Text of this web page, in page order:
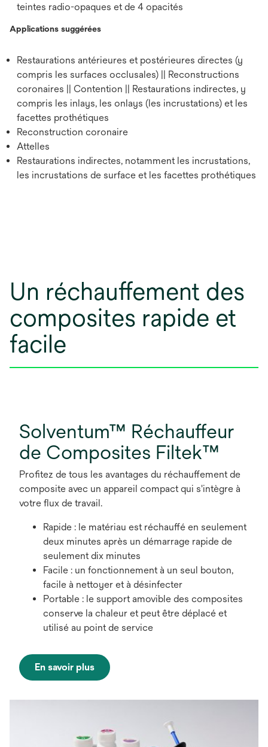
teintes radio-opaques et de 4 opacités
Applications suggérées
Restaurations antérieures et postérieures directes (y
compris les surfaces occlusales) || Reconstructions
coronaires || Contention || Restaurations indirectes, y
compris les inlays, les onlays (les incrustations) et les
facettes prothétiques
Reconstruction coronaire
Attelles
Restaurations indirectes, notamment les incrustations,
les incrustations de surface et les facettes prothétiques
Un réchauffement des
composites rapide et
facile
Solventum™ Réchauffeur
de Composites Filtek™
Profitez de tous les avantages du réchauffement de
composite avec un appareil compact qui s'intègre à
votre flux de travail.
Rapide : le matériau est réchauffé en seulement
deux minutes après un démarrage rapide de
seulement dix minutes
Facile : un fonctionnement à un seul bouton,
facile à nettoyer et à désinfecter
Portable : le support amovible des composites
conserve la chaleur et peut être déplacé et
utilisé au point de service
En savoir plus
s’ouvre
un